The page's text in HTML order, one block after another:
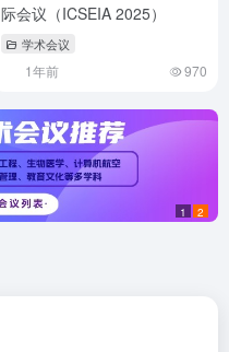
际会议（ICSEIA 2025）
学术会议
1年前 970
1 2